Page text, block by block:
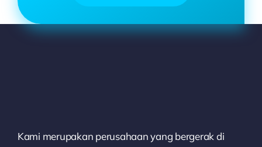
Kami merupakan perusahaan yang bergerak di